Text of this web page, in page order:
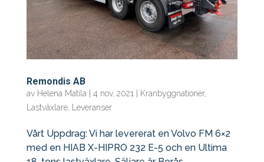
Remondis AB
av Helena Matila| 4 nov, 2021| Kranbyggnationer,
Lastväxlare, Leveranser
Vårt Uppdrag: Vi har levererat en Volvo FM 6×2
med en HIAB X-HIPRO 232 E-5 och en Ultima